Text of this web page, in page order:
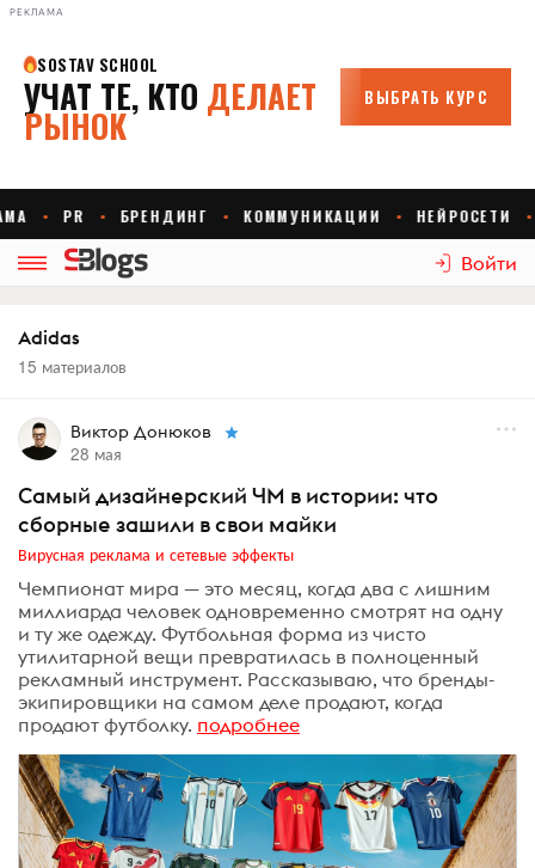
РЕКЛАМА
Войти
Adidas
15 материалов
Виктор Донюков
28 мая
Самый дизайнерский ЧМ в истории: что
сборные зашили в свои майки
Вирусная реклама и сетевые эффекты
Чемпионат мира — это месяц, когда два с лишним
миллиарда человек одновременно смотрят на одну
и ту же одежду. Футбольная форма из чисто
утилитарной вещи превратилась в полноценный
рекламный инструмент. Рассказываю, что бренды-
экипировщики на самом деле продают, когда
продают футболку. подробнее